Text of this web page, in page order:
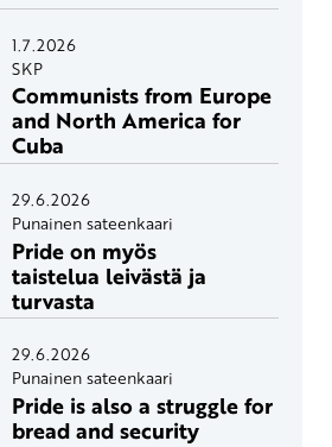
1.7.2026
SKP
Communists from Europe
and North America for
Cuba
29.6.2026
Punainen sateenkaari
Pride on myös
taistelua leivästä ja
turvasta
29.6.2026
Punainen sateenkaari
Pride is also a struggle for
bread and security